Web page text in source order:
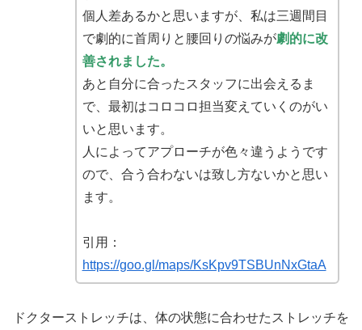
個人差あるかと思いますが、私は三週間目
で劇的に首周りと腰回りの悩みが劇的に改
善されました。
あと自分に合ったスタッフに出会えるま
で、最初はコロコロ担当変えていくのがい
いと思います。
人によってアプローチが色々違うようです
ので、合う合わないは致し方ないかと思い
ます。
引用：
https://goo.gl/maps/KsKpv9TSBUnNxGtaA
ドクターストレッチは、体の状態に合わせたストレッチを